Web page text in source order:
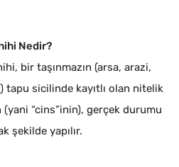
Nedir?
bir taşınmazın (arsa, arazi,
tapu sicilinde kayıtlı olan nitelik
“cins”inin), gerçek durumu
şekilde yapılır.